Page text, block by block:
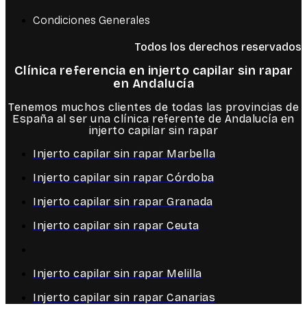
Condiciones Generales
Todos los derechos reservados
Clínica referencia en injerto capilar sin rapar
en Andalucía
Tenemos muchos clientes de todas las provincias de
España al ser una clínica referente de Andalucía en
injerto capilar sin rapar
Injerto capilar sin rapar Marbella
Injerto capilar sin rapar Córdoba
Injerto capilar sin rapar Granada
Injerto capilar sin rapar Ceuta
Injerto capilar sin rapar Melilla
Injerto capilar sin rapar Canarias